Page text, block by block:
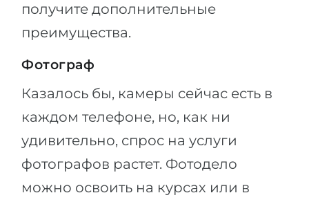
получите дополнительные
преимущества.
Фотограф
Казалось бы, камеры сейчас есть в
каждом телефоне, но, как ни
удивительно, спрос на услуги
фотографов растет. Фотодело
можно освоить на курсах или в